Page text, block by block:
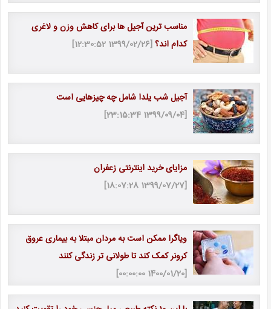
مناسب ترین آجیل ها برای کاهش وزن و لاغری
کدام اند؟[1399/02/26 12:30:52]
آجیل شب یلدا شامل چه چیزهایی است
[1399/09/04 23:15:34]
مزایای خرید اینترنتی زعفران
[1399/07/27 18:07:28]
ویاگرا ممکن است به مردان مبتلا به بیماری عروق
کرونر کمک کند تا طولانی تر زندگی کنند
[1400/01/20 00:00:00]